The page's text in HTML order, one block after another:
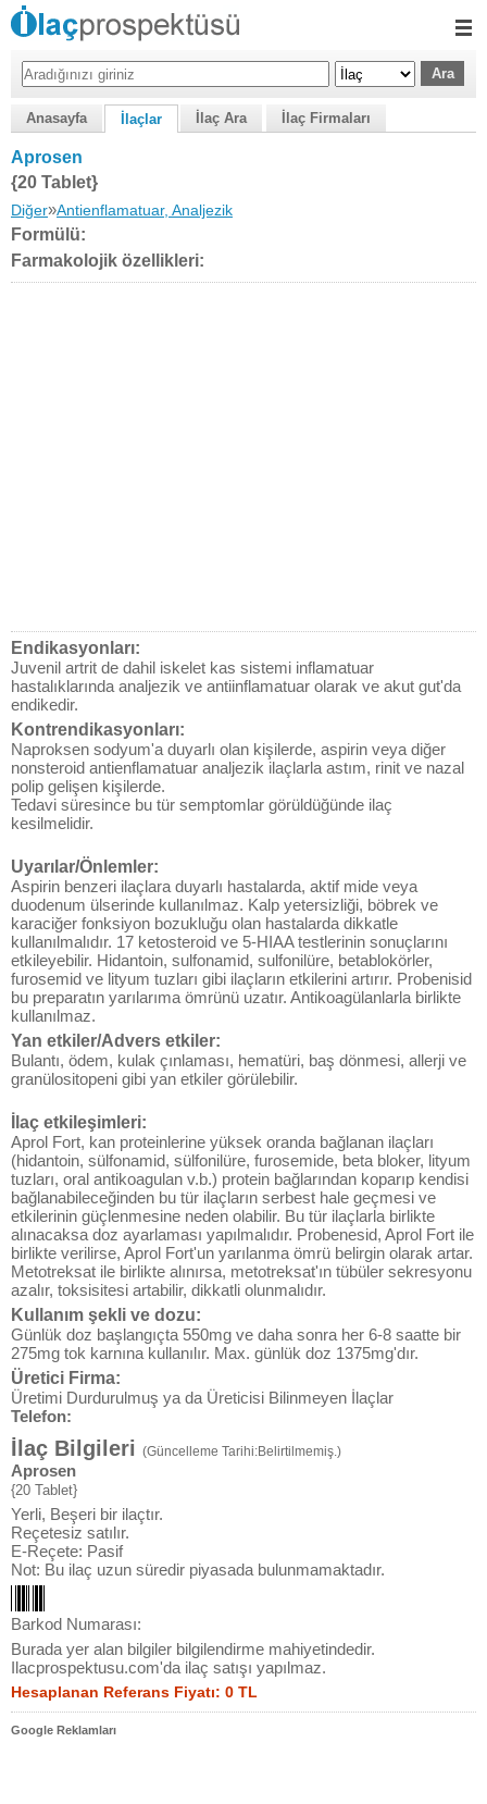
Anasayfa İlaçlar İlaç Ara İlaç Firmaları
Aprosen
{20 Tablet}
Diğer»Antienflamatuar, Analjezik
Formülü:
Farmakolojik özellikleri:
Endikasyonları:
Juvenil artrit de dahil iskelet kas sistemi inflamatuar
hastalıklarında analjezik ve antiinflamatuar olarak ve akut gut'da
endikedir.
Kontrendikasyonları:
Naproksen sodyum'a duyarlı olan kişilerde, aspirin veya diğer
nonsteroid antienflamatuar analjezik ilaçlarla astım, rinit ve nazal
polip gelişen kişilerde.
Tedavi süresince bu tür semptomlar görüldüğünde ilaç
kesilmelidir.
Uyarılar/Önlemler:
Aspirin benzeri ilaçlara duyarlı hastalarda, aktif mide veya
duodenum ülserinde kullanılmaz. Kalp yetersizliği, böbrek ve
karaciğer fonksiyon bozukluğu olan hastalarda dikkatle
kullanılmalıdır. 17 ketosteroid ve 5-HIAA testlerinin sonuçlarını
etkileyebilir. Hidantoin, sulfonamid, sulfonilüre, betablokörler,
furosemid ve lityum tuzları gibi ilaçların etkilerini artırır. Probenisid
bu preparatın yarılarıma ömrünü uzatır. Antikoagülanlarla birlikte
kullanılmaz.
Yan etkiler/Advers etkiler:
Bulantı, ödem, kulak çınlaması, hematüri, baş dönmesi, allerji ve
granülositopeni gibi yan etkiler görülebilir.
İlaç etkileşimleri:
Aprol Fort, kan proteinlerine yüksek oranda bağlanan ilaçları
(hidantoin, sülfonamid, sülfonilüre, furosemide, beta bloker, lityum
tuzları, oral antikoagulan v.b.) protein bağlarından koparıp kendisi
bağlanabileceğinden bu tür ilaçların serbest hale geçmesi ve
etkilerinin güçlenmesine neden olabilir. Bu tür ilaçlarla birlikte
alınacaksa doz ayarlaması yapılmalıdır. Probenesid, Aprol Fort ile
birlikte verilirse, Aprol Fort'un yarılanma ömrü belirgin olarak artar.
Metotreksat ile birlikte alınırsa, metotreksat'ın tübüler sekresyonu
azalır, toksisitesi artabilir, dikkatli olunmalıdır.
Kullanım şekli ve dozu:
Günlük doz başlangıçta 550mg ve daha sonra her 6-8 saatte bir
275mg tok karnına kullanılır. Max. günlük doz 1375mg'dır.
Üretici Firma:
Üretimi Durdurulmuş ya da Üreticisi Bilinmeyen İlaçlar
Telefon:
İlaç Bilgileri (Güncelleme Tarihi:Belirtilmemiş.)
Aprosen
{20 Tablet}
Yerli, Beşeri bir ilaçtır.
Reçetesiz satılır.
E-Reçete: Pasif
Not: Bu ilaç uzun süredir piyasada bulunmamaktadır.
Barkod Numarası:
Burada yer alan bilgiler bilgilendirme mahiyetindedir.
Ilacprospektusu.com'da ilaç satışı yapılmaz.
Hesaplanan Referans Fiyatı: 0 TL
Google Reklamları